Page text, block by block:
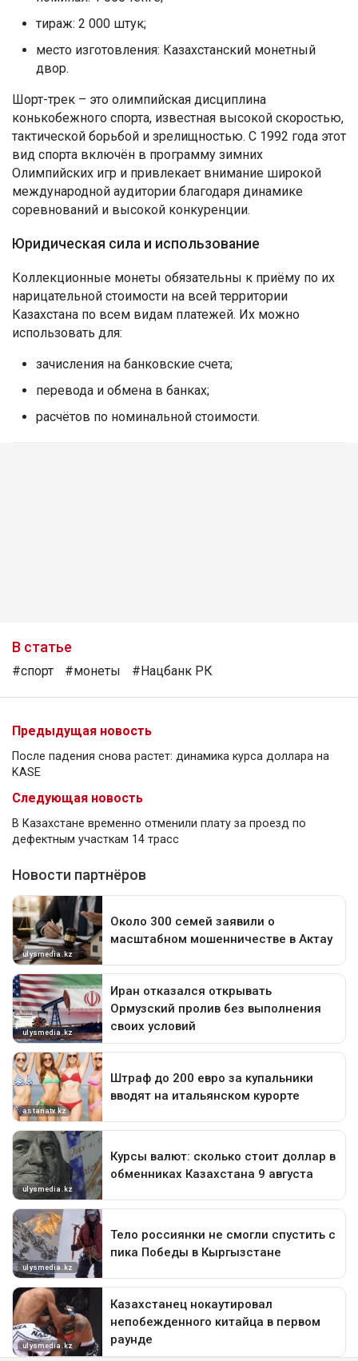
тираж: 2 000 штук;
место изготовления: Казахстанский монетный
двор.
Шорт-трек – это олимпийская дисциплина
конькобежного спорта, известная высокой скоростью,
тактической борьбой и зрелищностью. С 1992 года этот
вид спорта включён в программу зимних
Олимпийских игр и привлекает внимание широкой
международной аудитории благодаря динамике
соревнований и высокой конкуренции.
Юридическая сила и использование
Коллекционные монеты обязательны к приёму по их
нарицательной стоимости на всей территории
Казахстана по всем видам платежей. Их можно
использовать для:
зачисления на банковские счета;
перевода и обмена в банках;
расчётов по номинальной стоимости.
В статье
#спорт #монеты #Нацбанк РК
Предыдущая новость
После падения снова растет: динамика курса доллара на
KASE
Следующая новость
В Казахстане временно отменили плату за проезд по
дефектным участкам 14 трасс